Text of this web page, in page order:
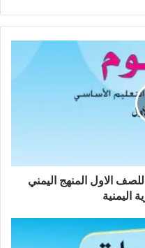
الاول المنهج اليمني